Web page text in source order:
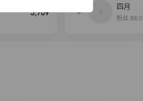
3,709 5
四月
粉丝